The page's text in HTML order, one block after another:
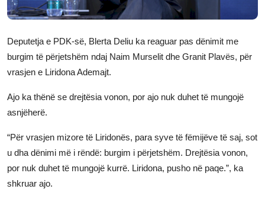
Deputetja e PDK-së, Blerta Deliu ka reaguar pas dënimit me
burgim të përjetshëm ndaj Naim Murselit dhe Granit Plavës, për
vrasjen e Liridona Ademajt.
Ajo ka thënë se drejtësia vonon, por ajo nuk duhet të mungojë
asnjëherë.
“Për vrasjen mizore të Liridonës, para syve të fëmijëve të saj, sot
u dha dënimi më i rëndë: burgim i përjetshëm. Drejtësia vonon,
por nuk duhet të mungojë kurrë. Liridona, pusho në paqe.”, ka
shkruar ajo.